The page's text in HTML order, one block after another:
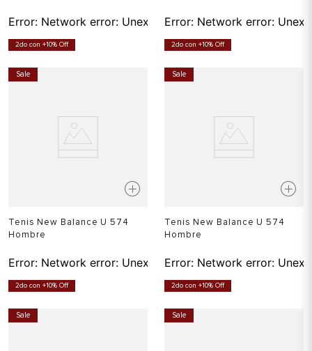
Error: Network error: Unexpected token T in JSON at
2do con +10% Off
Error: Network error:
2do con +10% Off
Sale
Tenis New Balance U 574
Hombre
Error: Network error: Unexpected token T in JSON at
2do con +10% Off
Sale
Tenis New Balance U 574
Hombre
Error: Network error:
2do con +10% Off
Sale Sale